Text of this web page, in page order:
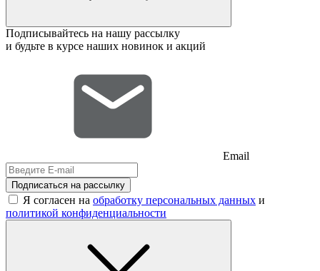
Подписывайтесь на нашу рассылку
и будьте в курсе наших новинок и акций
Email
Подписаться на рассылку
Я согласен на обработку персональных данных и
политикой конфиденциальности